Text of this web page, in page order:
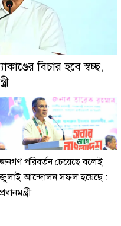
বিচার হবে স্বচ্ছ,
জনগণ পরিবর্তন চেয়েছে বলেই
জুলাই আন্দোলন সফল হয়েছে :
প্রধানমন্ত্রী